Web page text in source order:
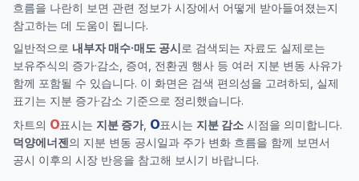
흐름을 나란히 보면 관련 정보가 시장에서 어떻게 받아들여졌는지
참고하는 데 도움이 됩니다.
일반적으로 내부자 매수·매도 공시로 검색되는 자료도 실제로는
보유주식의 증가·감소, 증여, 전환권 행사 등 여러 지분 변동 사유가
함께 포함될 수 있습니다. 이 화면은 검색 편의성을 고려하되, 실제
표기는 지분 증가·감소 기준으로 정리했습니다.
차트의 O표시는 지분 증가, O표시는 지분 감소 시점을 의미합니다.
덕양에너젠의 지분 변동 공시일과 주가 변화 흐름을 함께 보면서
공시 이후의 시장 반응을 참고해 보시기 바랍니다.